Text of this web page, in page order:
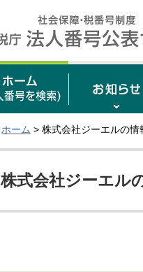
ホーム > 株式会社ジーエルの情
株式会社ジーエル